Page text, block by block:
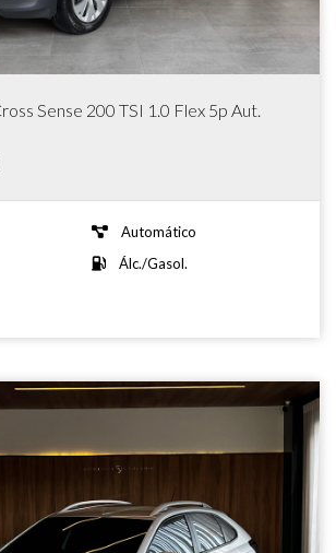
Sense 200 TSI 1.0 Flex 5p Aut.
Automático
Álc./Gasol.